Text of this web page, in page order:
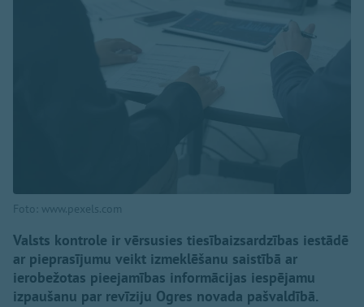
Foto: www.pexels.com
Valsts kontrole ir vērsusies tiesībaizsardzības iestādē
ar pieprasījumu veikt izmeklēšanu saistībā ar
ierobežotas pieejamības informācijas iespējamu
izpaušanu par revīziju Ogres novada pašvaldībā.